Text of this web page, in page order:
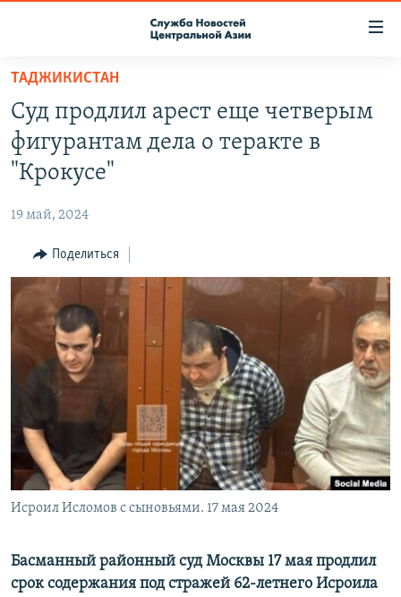
Вернуться
основному
содержанию
Вернутся
главной
Вернутся
поиску
ПОДПИСКА
КОНТАКТЫ
НАСТОЯЩЕЕ ВРЕМЯ
МИГРАНТ МЕДИА
ТАДЖИКИСТАН
Суд продлил арест еще четверым
фигурантам дела о теракте в
"Крокусе"
19 май, 2024
Поделиться
Исроил Исломов с сыновьями. 17 мая 2024
Басманный районный суд Москвы 17 мая продлил
срок содержания под стражей 62-летнего Исроила